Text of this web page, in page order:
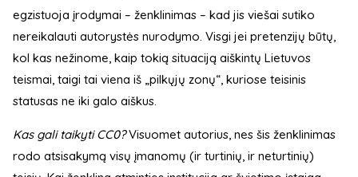
egzistuoja įrodymai – ženklinimas – kad jis viešai sutiko
nereikalauti autorystės nurodymo. Visgi jei pretenzijų būtų,
kol kas nežinome, kaip tokią situaciją aiškintų Lietuvos
teismai, taigi tai viena iš „pilkųjų zonų“, kuriose teisinis
statusas ne iki galo aiškus.
Kas gali taikyti CC0?Visuomet autorius, nes šis ženklinimas
rodo atsisakymą visų įmanomų (ir turtinių, ir neturtinių)